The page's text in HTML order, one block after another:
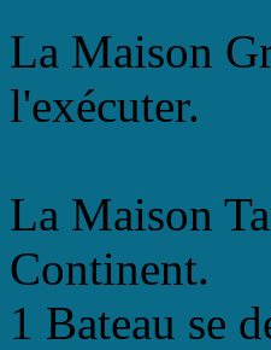
La Maison
l'exécuter.
La Maison
Continent.
1 Bateau se